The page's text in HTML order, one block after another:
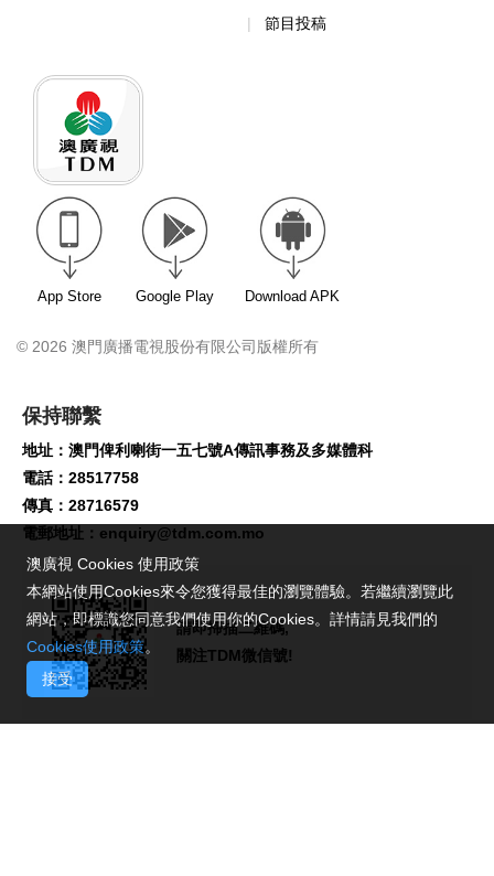
節目投稿
App Store Google Play Download APK
© 2026 澳門廣播電視股份有限公司版權所有
保持聯繫
地址：澳門俾利喇街一五七號A傳訊事務及多媒體科
電話：28517758
傳真：28716579
電郵地址： enquiry@tdm.com.mo
請即掃描二維碼,
關注TDM微信號!
澳廣視 Cookies 使用政策
本網站使用Cookies來令您獲得最佳的瀏覽體驗。若繼續瀏覽此
網站，即標識您同意我們使用你的Cookies。詳情請見我們的
Cookies使用政策。
接受